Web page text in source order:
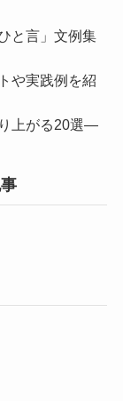
と言」文例集
や実践例を紹
上がる20選―